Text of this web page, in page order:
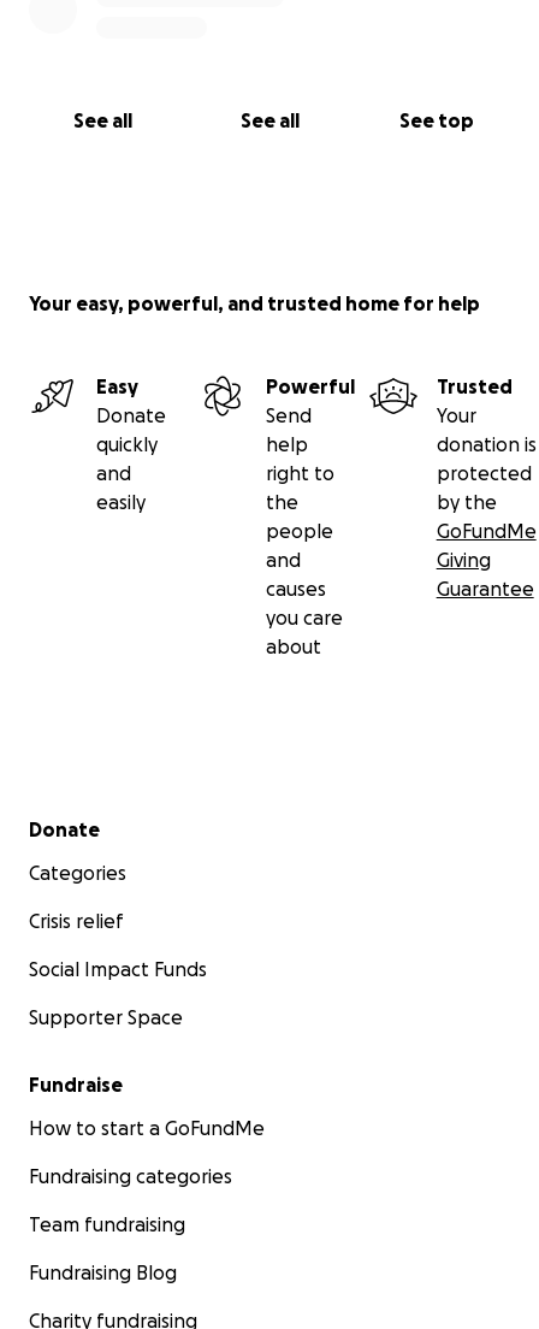
See all See all See top
Your easy, powerful, and trusted home for help
Easy
Donate
quickly
and
easily
Powerful
Send
help
right to
the
people
and
causes
you care
about
Trusted
Your
donation is
protected
by the
GoFundMe
Giving
Guarantee
Secondary menu
Donate
Categories
Crisis relief
Social Impact Funds
Supporter Space
Fundraise
How to start a GoFundMe
Fundraising categories
Team fundraising
Fundraising Blog
Charity fundraising